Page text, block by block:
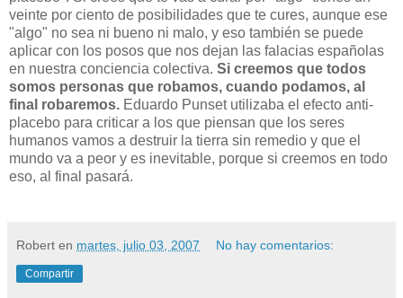
veinte por ciento de posibilidades que te cures, aunque ese
"algo" no sea ni bueno ni malo, y eso también se puede
aplicar con los posos que nos dejan las falacias españolas
en nuestra conciencia colectiva. Si creemos que todos
somos personas que robamos, cuando podamos, al
final robaremos. Eduardo Punset utilizaba el efecto anti-
placebo para criticar a los que piensan que los seres
humanos vamos a destruir la tierra sin remedio y que el
mundo va a peor y es inevitable, porque si creemos en todo
eso, al final pasará.
Robert en martes, julio 03, 2007 No hay comentarios:
Compartir